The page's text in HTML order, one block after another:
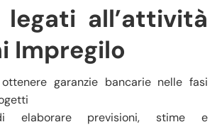
all’attività
Impregilo
garanzie bancarie nelle fasi
elaborare previsioni, stime e